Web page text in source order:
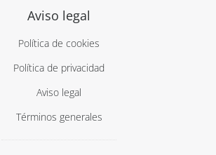
Aviso legal
Política de cookies
Política de privacidad
Aviso legal
Términos generales